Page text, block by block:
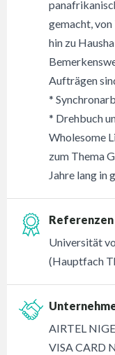
gemacht,
hin zu
Aufträgen
*
* Drehbuch
Wholesome
zum Thema
Jahre lang in
Referenzen
Universität
(Hauptfach
AIRTEL
VISA CARD